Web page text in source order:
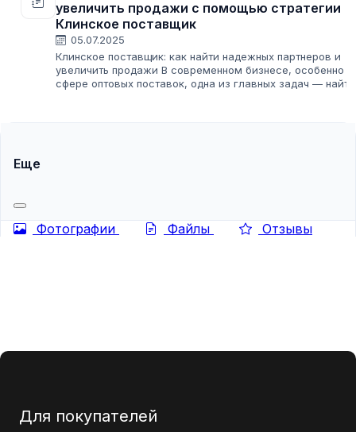
увеличить продажи с помощью стратегии
Клинское поставщик
05.07.2025
Клинское поставщик: как найти надежных партнеров и
увеличить продажи В современном бизнесе, особенно в
сфере оптовых поставок, одна из главных задач — найти
Еще
Фотографии Файлы Отзывы
Для покупателей